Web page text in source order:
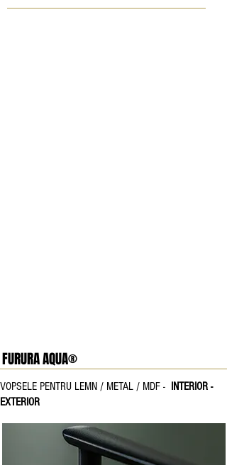
FURURA AQUA®
VOPSELE PENTRU LEMN / METAL / MDF - INTERIOR -
EXTERIOR